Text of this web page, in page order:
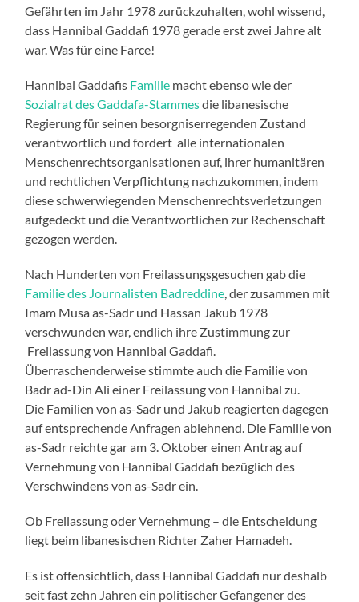
Gefährten im Jahr 1978 zurückzuhalten, wohl wissend,
dass Hannibal Gaddafi 1978 gerade erst zwei Jahre alt
war. Was für eine Farce!
Hannibal Gaddafis Familie macht ebenso wie der
Sozialrat des Gaddafa-Stammesdie libanesische
Regierung für seinen besorgniserregenden Zustand
verantwortlich und fordert alle internationalen
Menschenrechtsorganisationen auf, ihrer humanitären
und rechtlichen Verpflichtung nachzukommen, indem
diese schwerwiegenden Menschenrechtsverletzungen
aufgedeckt und die Verantwortlichen zur Rechenschaft
gezogen werden.
Nach Hunderten von Freilassungsgesuchen gab die
Familie des Journalisten Badreddine , der zusammen mit
Imam Musa as-Sadr und Hassan Jakub 1978
verschwunden war, endlich ihre Zustimmung zur
Freilassung von Hannibal Gaddafi.
Überraschenderweise stimmte auch die Familie von
Badr ad-Din Ali einer Freilassung von Hannibal zu.
Die Familien von as-Sadr und Jakub reagierten dagegen
auf entsprechende Anfragen ablehnend. Die Familie von
as-Sadr reichte gar am 3. Oktober einen Antrag auf
Vernehmung von Hannibal Gaddafi bezüglich des
Verschwindens von as-Sadr ein.
Ob Freilassung oder Vernehmung – die Entscheidung
liegt beim libanesischen Richter Zaher Hamadeh.
Es ist offensichtlich, dass Hannibal Gaddafi nur deshalb
seit fast zehn Jahren ein politischer Gefangener des